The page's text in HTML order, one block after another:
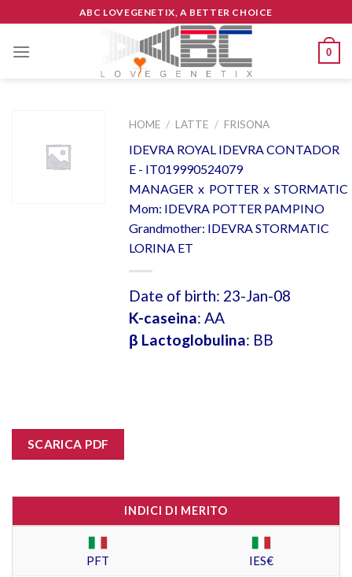
to
content
ABC LOVEGENETIX, A BETTER CHOICE
0
HOME / LATTE / FRISONA
IDEVRA ROYAL IDEVRA CONTADOR
E - IT019990524079
MANAGER x POTTER x STORMATIC
Mom: IDEVRA POTTER PAMPINO
Grandmother: IDEVRA STORMATIC
LORINA ET
Date of birth: 23-Jan-08
K-caseina: AA
β Lactoglobulina: BB
SCARICA PDF
INDICI DI MERITO
PFT IES€